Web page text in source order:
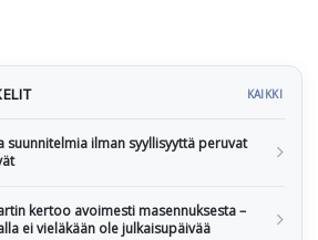
KAIKKI
suunnitelmia ilman syyllisyyttä peruvat
kertoo avoimesti masennuksesta –
ei vieläkään ole julkaisupäivää